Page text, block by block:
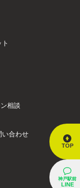
TOP
神戸駅前
LINE
相談
い合わせ